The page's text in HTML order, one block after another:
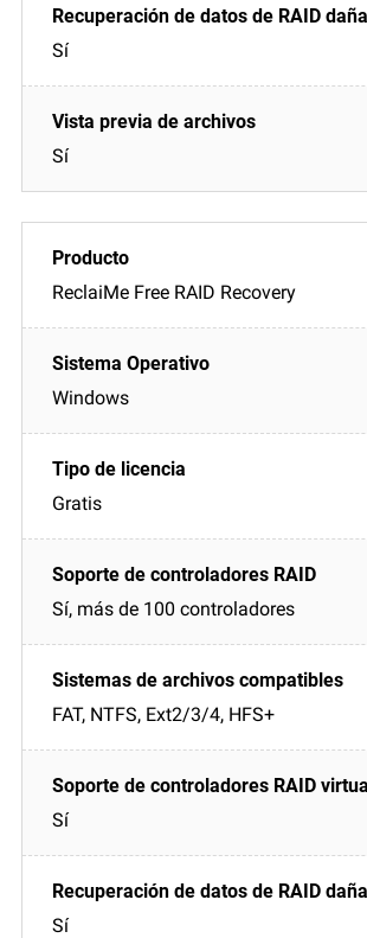
Sí
Sí
ReclaiMe Free RAID Recovery
Windows
Gratis
Sí, más de 100 controladores
FAT, NTFS, Ext2/3/4, HFS+
Sí
Sí